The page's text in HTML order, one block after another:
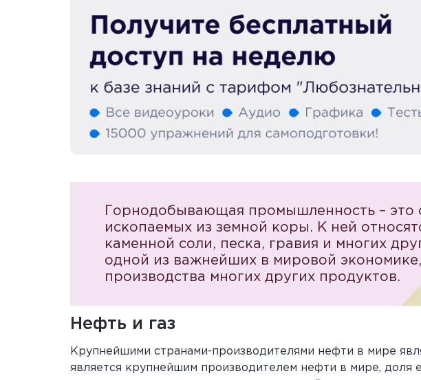
Горнодобывающая промышленность – это
ископаемых из земной коры. К ней
каменной соли, песка, гравия и многих
одной из важнейших в мировой
производства многих других продуктов.
Нефть и газ
Крупнейшими странами-производителями нефти в мире
является крупнейшим производителем нефти в мире, доля